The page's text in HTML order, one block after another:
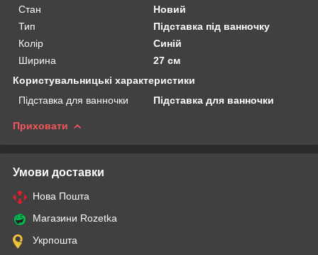
Стан
Новий
Тип
Підставка під ванночку
Колір
Синій
Ширина
27 см
Користувальницькі характеристики
Підставка для ванночки
Підставка для ванночки
Приховати
Умови доставки
Нова Пошта
Магазини Rozetka
Укрпошта